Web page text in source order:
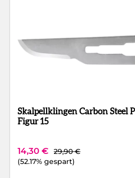
Skalpellklingen Carbon Steel Packung 100 Stück
Figur 15
Verkaufspreis:
14,30 € Regulärer Preis:
29,90 €
(52.17% gespart)